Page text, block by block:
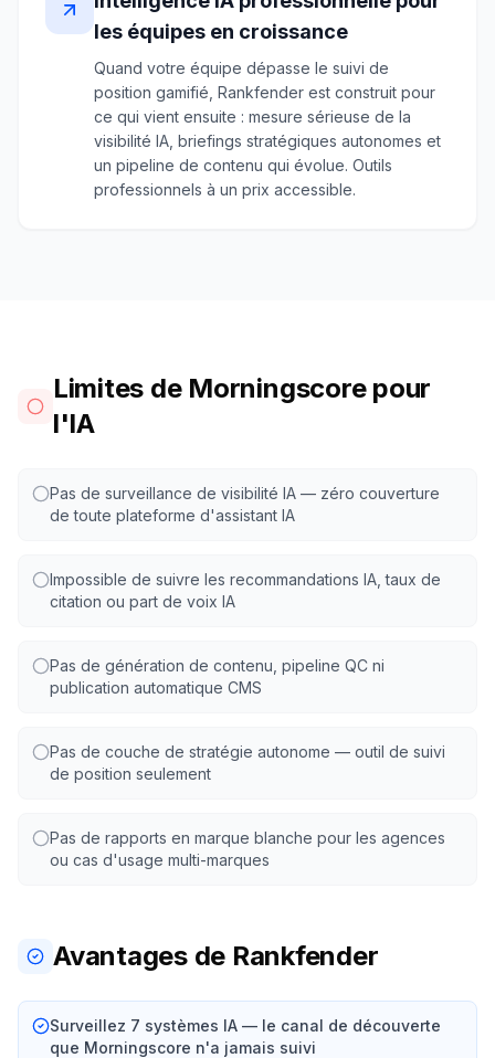
les équipes en croissance
Quand votre équipe dépasse le suivi de
position gamifié, Rankfender est construit pour
ce qui vient ensuite : mesure sérieuse de la
visibilité IA, briefings stratégiques autonomes et
un pipeline de contenu qui évolue. Outils
professionnels à un prix accessible.
Limites de Morningscore pour
l'IA
Pas de surveillance de visibilité IA — zéro couverture
de toute plateforme d'assistant IA
Impossible de suivre les recommandations IA, taux de
citation ou part de voix IA
Pas de génération de contenu, pipeline QC ni
publication automatique CMS
Pas de couche de stratégie autonome — outil de suivi
de position seulement
Pas de rapports en marque blanche pour les agences
ou cas d'usage multi-marques
Avantages de Rankfender
Surveillez 7 systèmes IA — le canal de découverte
que Morningscore n'a jamais suivi